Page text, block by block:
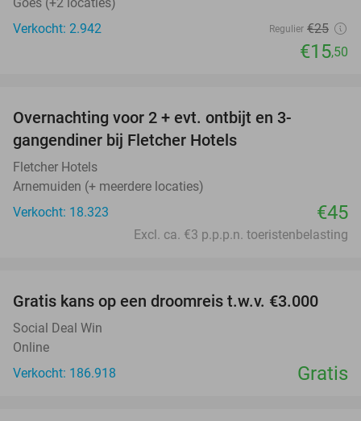
Verkocht: 2.942
Regulier €25
€15,50
Overnachting voor 2 + evt. ontbijt en 3-
gangendiner bij Fletcher Hotels
Fletcher Hotels
Arnemuiden (+ meerdere locaties)
Verkocht: 18.323
€45
Excl. ca. €3 p.p.p.n. toeristenbelasting
Gratis kans op een droomreis t.w.v. €3.000
Social Deal Win
Online
Verkocht: 186.918
Gratis